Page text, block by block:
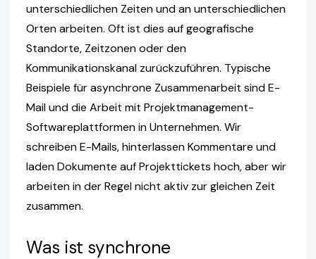
unterschiedlichen Zeiten und an unterschiedlichen
Orten arbeiten. Oft ist dies auf geografische
Standorte, Zeitzonen oder den
Kommunikationskanal zurückzuführen. Typische
Beispiele für asynchrone Zusammenarbeit sind E-
Mail und die Arbeit mit Projektmanagement-
Softwareplattformen in Unternehmen. Wir
schreiben E-Mails, hinterlassen Kommentare und
laden Dokumente auf Projekttickets hoch, aber wir
arbeiten in der Regel nicht aktiv zur gleichen Zeit
zusammen.
Was ist synchrone